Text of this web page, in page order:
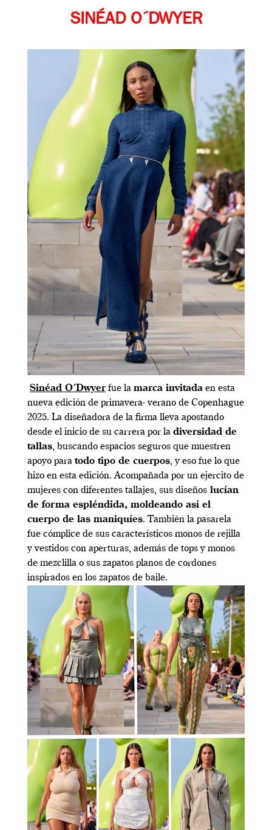
SINÉAD O´DWYER
Sinéad O´Dwyerfue la marca invitada en esta
nueva edición de primavera- verano de Copenhague
2025. La diseñadora de la firma lleva apostando
desde el inicio de su carrera por la diversidad de
tallas, buscando espacios seguros que muestren
apoyo para todo tipo de cuerpos, y eso fue lo que
hizo en esta edición. Acompañada por un ejercito de
mujeres con diferentes tallajes, sus diseños lucían
de forma espléndida, moldeando así el
cuerpo de las maniquíes. También la pasarela
fue cómplice de sus característicos monos de rejilla
y vestidos con aperturas, además de tops y monos
de mezclilla o sus zapatos planos de cordones
inspirados en los zapatos de baile.